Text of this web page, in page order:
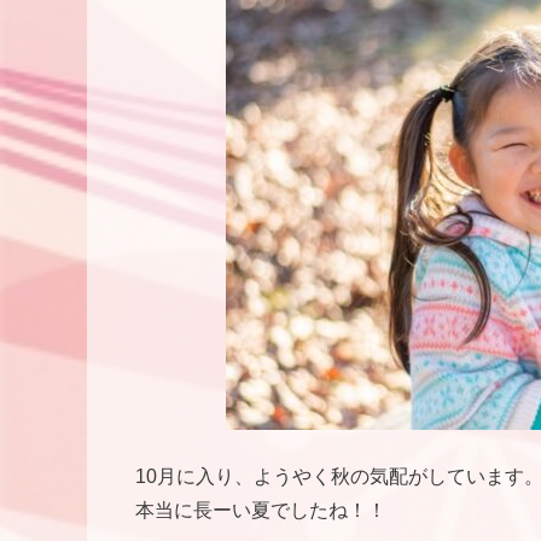
10月に入り、ようやく秋の気配がしています
本当に長ーい夏でしたね！！